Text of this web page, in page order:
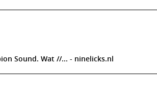
Sound. Wat //... - ninelicks.nl